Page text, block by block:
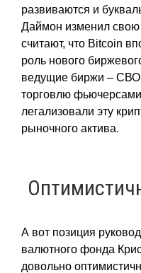
развиваются и
Даймон изменил свою
считают, что Bitcoin
роль нового
ведущие биржи –
торговлю
легализовали эту
рыночного актива.
А вот позиция
валютного фонда
довольно